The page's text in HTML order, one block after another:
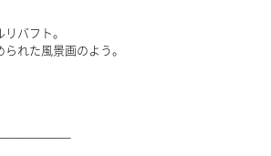
バフト。
れた風景画のよう。